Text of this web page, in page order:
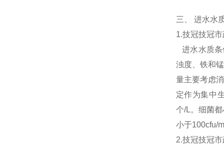
三、 进水水
1.技冠技冠
进水水质条
浊度、铁和
量主要考虑
定作为集中
个/L。细菌
小于100cfu/
2.技冠技冠